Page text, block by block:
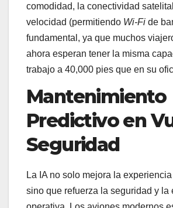
comodidad, la conectividad
velocidad (permitiendo Wi-Fi de
fundamental, ya que muchos
ahora esperan tener la misma
trabajo a 40,000 pies que en su
Mantenimiento
Predictivo en
Seguridad
La IA no solo mejora la
sino que refuerza la seguridad y la